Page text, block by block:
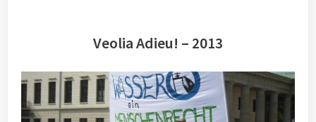
Veolia Adieu! – 2013